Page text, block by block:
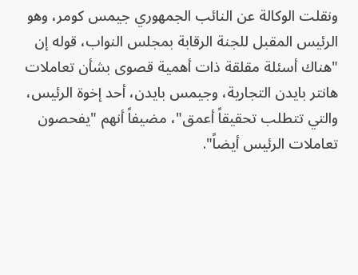
ونقلت الوكالة عن النائب الجمهوري جيمس كومر، وهو
الرئيس المقبل للجنة الرقابة بمجلس النواب، قوله إن
"هناك أسئلة مقلقة ذات أهمية قصوى بشأن تعاملات
هانتر بايدن التجارية، وجيمس بايدن، أحد إخوة الرئيس،
والتي تتطلب تحقيقاً أعمق"، مضيفاً أنهم "يفحصون
تعاملات الرئيس أيضاً".